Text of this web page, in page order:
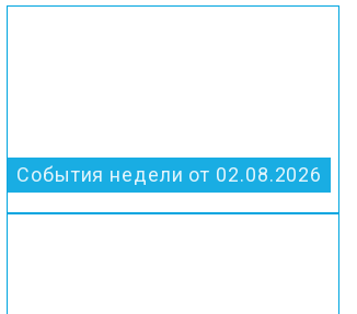
События недели от 02.08.2026